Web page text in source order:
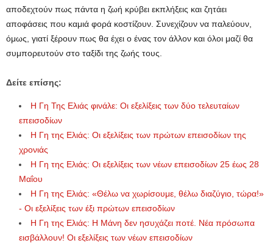
αποδεχτούν πως πάντα η ζωή κρύβει εκπλήξεις και ζητάει
αποφάσεις που καμιά φορά κοστίζουν. Συνεχίζουν να παλεύουν,
όμως, γιατί ξέρουν πως θα έχει ο ένας τον άλλον και όλοι μαζί θα
συμπορευτούν στο ταξίδι της ζωής τους.
Δείτε επίσης:
Η Γη Της Ελιάς φινάλε: Οι εξελίξεις των δύο τελευταίων
επεισοδίων
Η Γη της Ελιάς: Οι εξελίξεις των πρώτων επεισοδίων της
χρονιάς
Η Γη της Ελιάς: Οι εξελίξεις των νέων επεισοδίων 25 έως 28
Μαΐου
Η Γη της Ελιάς: «Θέλω να χωρίσουμε, θέλω διαζύγιο, τώρα!»
- Οι εξελίξεις των έξι πρώτων επεισοδίων
Η Γη της Ελιάς: Η Μάνη δεν ησυχάζει ποτέ. Νέα πρόσωπα
εισβάλλουν! Οι εξελίξεις των νέων επεισοδίων